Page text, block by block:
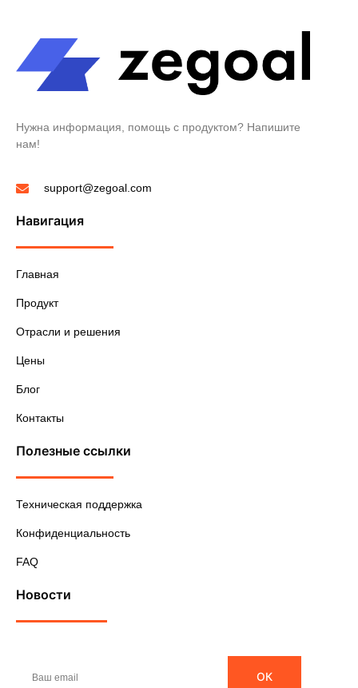
Нужна информация, помощь с продуктом? Напишите
нам!
support@zegoal.com
Навигация
Главная
Продукт
Отрасли и решения
Цены
Блог
Контакты
Полезные ссылки
Техническая поддержка
Конфиденциальность
FAQ
Новости
ОК